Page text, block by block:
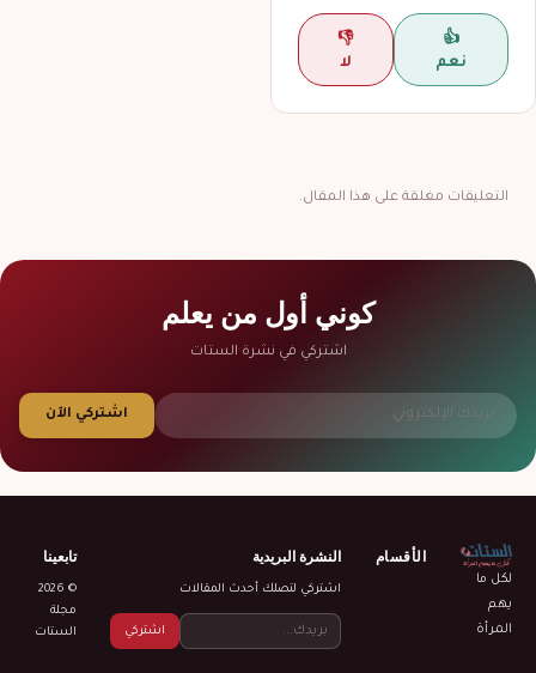
👍
نعم
👎
لا
التعليقات مغلقة على هذا المقال.
كوني أول من يعلم
اشتركي في نشرة الستات
اشتركي الآن
لكل ما
يهم
المرأة
الأقسام النشرة البريدية
اشتركي لتصلك أحدث المقالات
اشتركي
تابعينا
© 2026
مجلة
الستات